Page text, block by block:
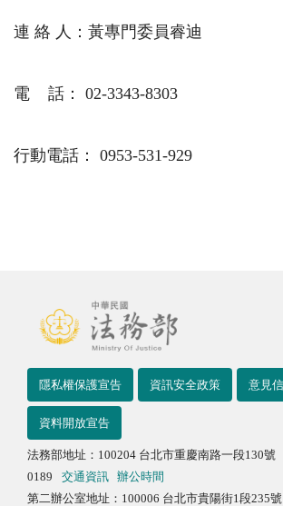
連 絡 人：黃專門委員睿迪
電 話： 02-3343-8303
行動電話： 0953-531-929
隱私權保護宣告 資訊安全政策 意見
資料開放宣告
法務部地址：100204 台北市重慶南路一段130
0189
交通資訊
辦公時間
第二辦公室地址：100006 台北市貴陽街1段235